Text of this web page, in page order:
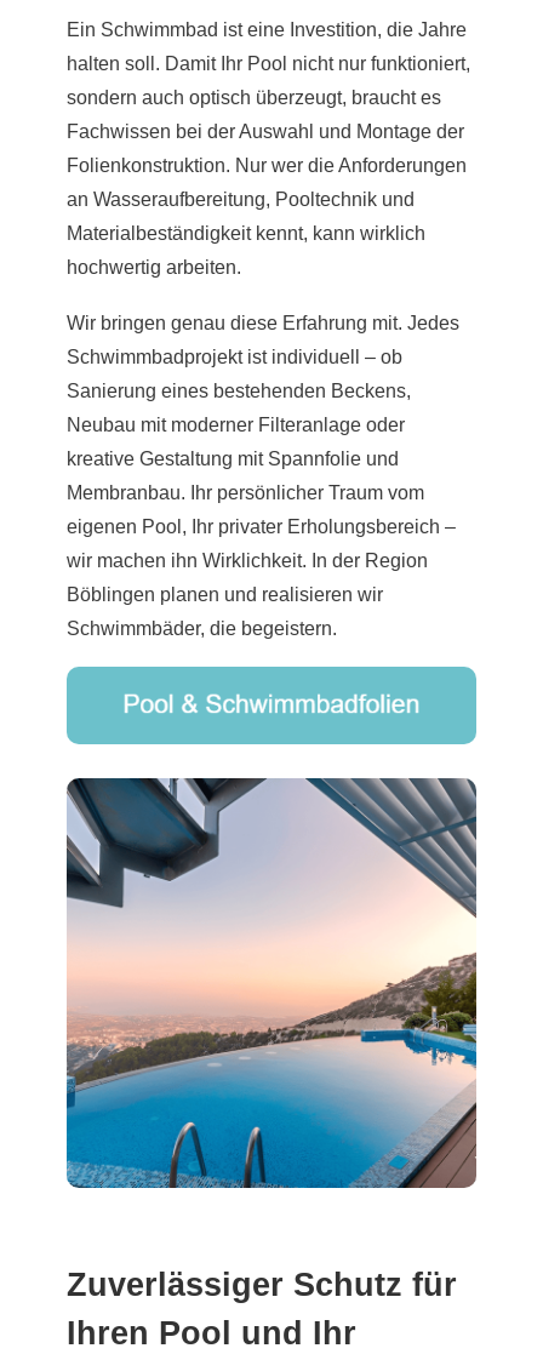
Ein Schwimmbad ist eine Investition, die Jahre
halten soll. Damit Ihr Pool nicht nur funktioniert,
sondern auch optisch überzeugt, braucht es
Fachwissen bei der Auswahl und Montage der
Folienkonstruktion. Nur wer die Anforderungen
an Wasseraufbereitung, Pooltechnik und
Materialbeständigkeit kennt, kann wirklich
hochwertig arbeiten.
Wir bringen genau diese Erfahrung mit. Jedes
Schwimmbadprojekt ist individuell – ob
Sanierung eines bestehenden Beckens,
Neubau mit moderner Filteranlage oder
kreative Gestaltung mit Spannfolie und
Membranbau. Ihr persönlicher Traum vom
eigenen Pool, Ihr privater Erholungsbereich –
wir machen ihn Wirklichkeit. In der Region
Böblingen planen und realisieren wir
Schwimmbäder, die begeistern.
Zuverlässiger Schutz für
Ihren Pool und Ihr